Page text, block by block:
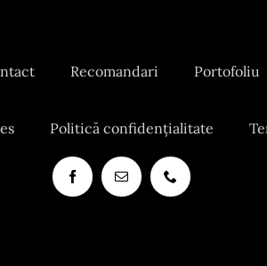
Recomandari Portofoliu
Politică confidențialitate